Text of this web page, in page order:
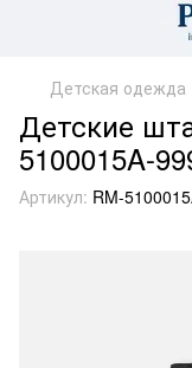
Детская одежда
Детские
5100015A-
Артикул: RM-